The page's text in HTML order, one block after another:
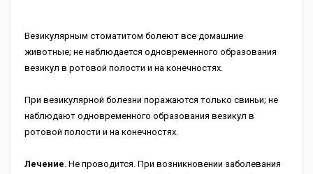
Везикулярным стоматитом болеют все домашние
животные; не наблюдается одновременного образования
везикул в ротовой полости и на конечностях.
При везикулярной болезни поражаются только свиньи; не
наблюдают одновременного образования везикул в
ротовой полости и на конечностях.
Лечение. Не проводится. При возникновении заболевания